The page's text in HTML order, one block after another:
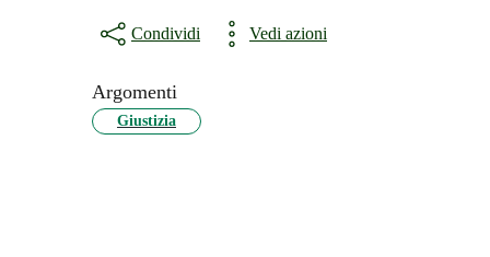
Condividi Vedi azioni
Argomenti
Giustizia